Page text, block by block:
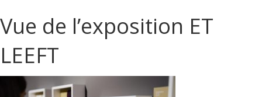
Vue de l’exposition ET
LEEFT